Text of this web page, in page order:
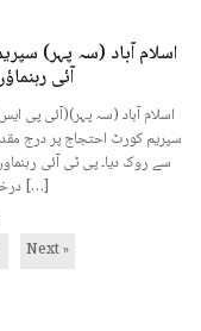
آئی
درخواستوں پر سماعت ہوئی۔ انسداد […]
Next »